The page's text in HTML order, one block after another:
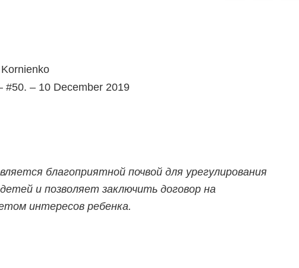
#50. – 10 December 2019
благоприятной почвой для урегулирования
и позволяет заключить договор на
интересов ребенка.